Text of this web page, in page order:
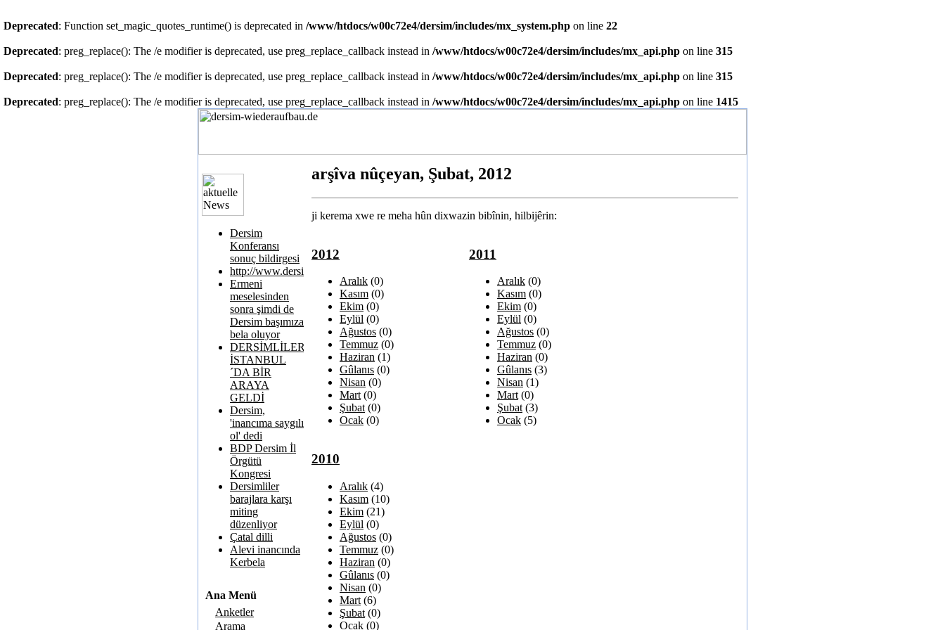
Deprecated: Function set_magic_quotes_runtime() is deprecated in /www/htdocs/w00c72e4/dersim/includes/mx_system.php on line 22
Deprecated: preg_replace(): The /e modifier is deprecated, use preg_replace_callback instead in /www/htdocs/w00c72e4/dersim/includes/mx_api.php on line 315
Deprecated: preg_replace(): The /e modifier is deprecated, use preg_replace_callback instead in /www/htdocs/w00c72e4/dersim/includes/mx_api.php on line 315
Deprecated: preg_replace(): The /e modifier is deprecated, use preg_replace_callback instead in /www/htdocs/w00c72e4/dersim/includes/mx_api.php on line 1415
Dersim
Konferansı
sonuç bildirgesi
http://www.dersimkatliami.com/
Ermeni
meselesinden
sonra şimdi de
Dersim başımıza
bela oluyor
DERSİMLİLER
İSTANBUL
´DA BİR
ARAYA
GELDİ
Dersim,
'inancıma saygılı
ol' dedi
BDP Dersim İl
Örgütü
Kongresi
Dersimliler
barajlara karşı
miting
düzenliyor
Çatal dilli
Alevi inancında
Kerbela
Ana Menü
Anketler
Arama
arşîva nûçeyan, Şubat, 2012
ji kerema xwe re meha hûn dixwazin bibînin, hilbijêrin:
2012
Aralık (0)
Kasım (0)
Ekim (0)
Eylül (0)
Ağustos (0)
Temmuz (0)
Haziran (1)
Gûlanıs (0)
Nisan (0)
Mart (0)
Şubat (0)
Ocak (0)
2011
Aralık (0)
Kasım (0)
Ekim (0)
Eylül (0)
Ağustos (0)
Temmuz (0)
Haziran (0)
Gûlanıs (3)
Nisan (1)
Mart (0)
Şubat (3)
Ocak (5)
2010
Aralık (4)
Kasım (10)
Ekim (21)
Eylül (0)
Ağustos (0)
Temmuz (0)
Haziran (0)
Gûlanıs (0)
Nisan (0)
Mart (6)
Şubat (0)
Ocak (0)